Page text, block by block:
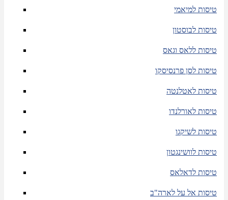
טיסות למיאמי
טיסות לבוסטון
טיסות ללאס וגאס
טיסות לסן פרנסיסקו
טיסות לאטלנטה
טיסות לאורלנדו
טיסות לשיקגו
טיסות לוושינגטון
טיסות לדאלאס
טיסות אל על לארה"ב